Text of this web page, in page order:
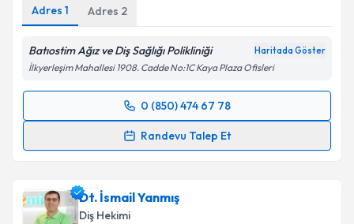
Adres 1 Adres 2
Batıostim Ağız ve Diş Sağlığı Polikliniği Haritada Göster
İlkyerleşim Mahallesi 1908. Cadde No:1C Kaya Plaza Ofisleri
0 (850) 474 67 78
Randevu Talep Et
Randevu Takvimi Talebi
için bir takvim hazırlandığında e-posta ile
bilgilendireceğiz.
Dt. İsmail Yanmış
Diş Hekimi